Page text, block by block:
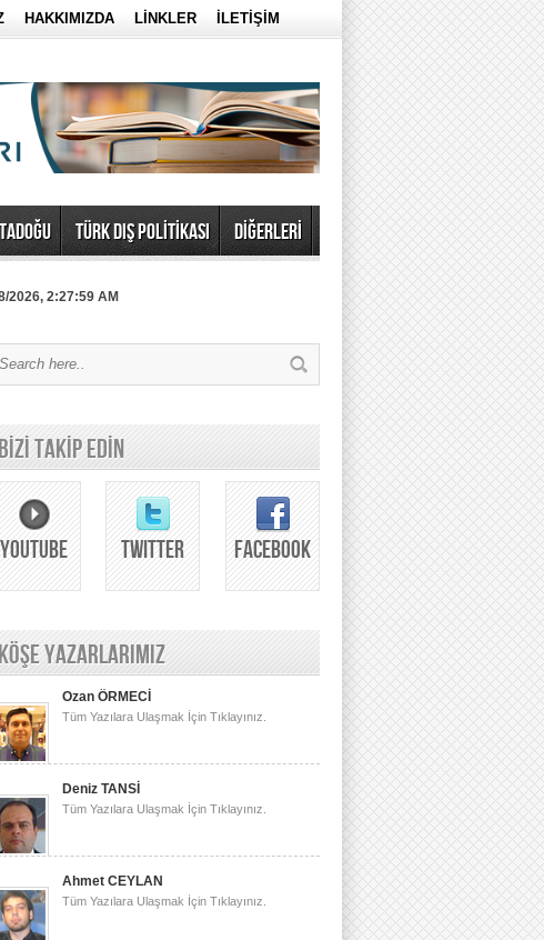
HAKKIMIZDA LİNKLER İLETİŞİM
TÜRK DIŞ POLİTİKASI DİĞERLERİ
2026, 2:27:59 AM
TAKİP EDİN
YOUTUBE TWITTER FACEBOOK
YAZARLARIMIZ
Ozan ÖRMECİ
Tüm Yazılara Ulaşmak İçin Tıklayınız.
Deniz TANSİ
Tüm Yazılara Ulaşmak İçin Tıklayınız.
Ahmet CEYLAN
Tüm Yazılara Ulaşmak İçin Tıklayınız.